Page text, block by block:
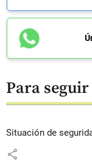
Para
Situación de
share